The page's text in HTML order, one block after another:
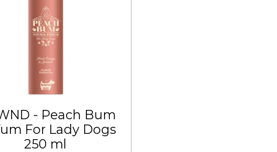
- Peach Bum
For Lady Dogs
250 ml